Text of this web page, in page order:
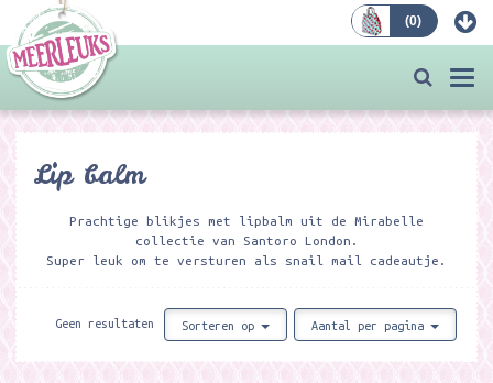
(0)
Lip balm
Prachtige blikjes met lipbalm uit de Mirabelle
collectie van Santoro London.
Super leuk om te versturen als snail mail cadeautje.
Geen resultaten Sorteren op Aantal per pagina